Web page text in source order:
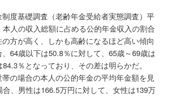
度基礎調査（老齢年金受給者実態調査）平
本人の収入総額に占める公的年金収入の割合
方が高く、しかも高齢になるほど高い傾向
64歳以下は50.8％に対して、65歳～69歳は
％となっており、その差は明らかだ。
の場合の本人の公的年金の平均年金額を見
、男性は166.5万円に対して、女性は139万